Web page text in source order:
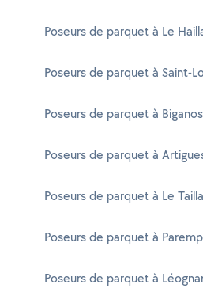
Poseurs de parquet à Le
Poseurs de parquet à Saint-
Poseurs de parquet à Biganos
Poseurs de parquet à
Poseurs de parquet à Le
Poseurs de parquet à
Poseurs de parquet à